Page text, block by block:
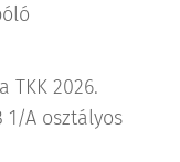
TKK 2026.
A osztályos